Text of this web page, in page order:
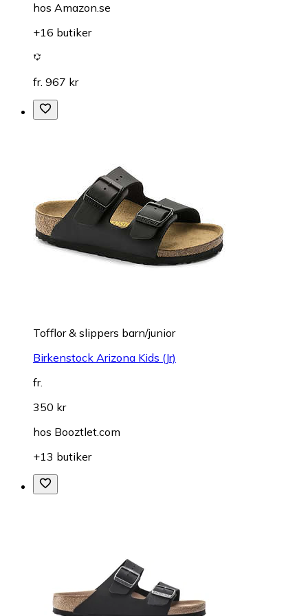
hos Amazon.se
+16 butiker
fr. 967 kr
Tofflor & slippers barn/junior
Birkenstock Arizona Kids (Jr)
fr.
350 kr
hos Booztlet.com
+13 butiker